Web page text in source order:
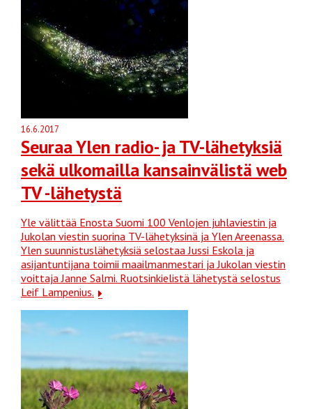
16.6.2017
Seuraa Ylen radio- ja TV-lähetyksiä
sekä ulkomailla kansainvälistä web
TV -lähetystä
Yle välittää Enosta Suomi 100 Venlojen juhlaviestin ja
Jukolan viestin suorina TV-lähetyksinä ja Ylen Areenassa.
Ylen suunnistuslähetyksiä selostaa Jussi Eskola ja
asijantuntijana toimii maailmanmestari ja Jukolan viestin
voittaja Janne Salmi. Ruotsinkielistä lähetystä selostus
Leif Lampenius.